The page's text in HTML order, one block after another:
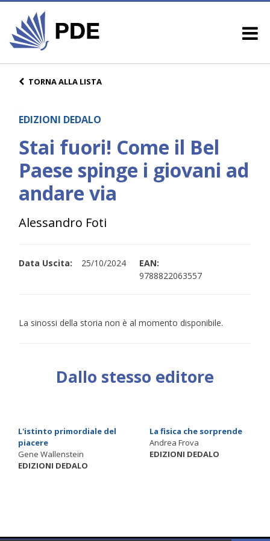
TORNA ALLA LISTA
EDIZIONI DEDALO
Stai fuori! Come il Bel
Paese spinge i giovani ad
andare via
Alessandro Foti
Data Uscita: 25/10/2024
EAN:
9788822063557
La sinossi della storia non è al momento disponibile.
Dallo stesso editore
L'istinto primordiale del
piacere
Gene Wallenstein
EDIZIONI DEDALO
La fisica che sorprende
Andrea Frova
EDIZIONI DEDALO